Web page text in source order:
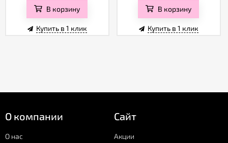
В корзину
Купить в 1 клик
В корзину
Купить в 1 клик
О компании
О нас
Сайт
Акции